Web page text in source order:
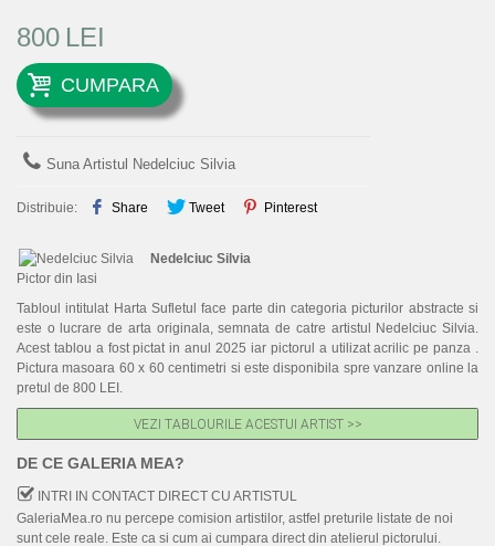
Mici (sub 50 cm)
Medii (50 - 100 cm)
Mari (peste 100 cm)
TEHNICA
Ulei
Acrilice
Acuarela
Pastel
CUM CUMPAR TABLOURI
800 LEI
CUMPARA
Suna Artistul Nedelciuc Silvia
Distribuie: Share Tweet Pinterest
Nedelciuc Silvia
Pictor din Iasi
Tabloul intitulat Harta Sufletul face parte din categoria picturilor abstracte si
este o lucrare de arta originala, semnata de catre artistul Nedelciuc Silvia.
Acest tablou a fost pictat in anul 2025 iar pictorul a utilizat acrilic pe panza .
Pictura masoara 60 x 60 centimetri si este disponibila spre vanzare online la
pretul de 800 LEI.
VEZI TABLOURILE ACESTUI ARTIST >>
DE CE GALERIA MEA?
INTRI IN CONTACT DIRECT CU ARTISTUL
GaleriaMea.ro nu percepe comision artistilor, astfel preturile listate de noi
sunt cele reale. Este ca si cum ai cumpara direct din atelierul pictorului.